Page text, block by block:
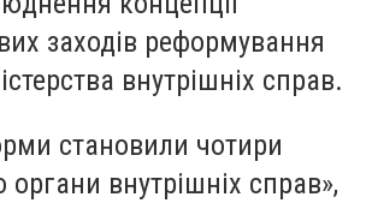
заходів реформування
внутрішніх справ.
становили чотири
органи внутрішніх справ»,